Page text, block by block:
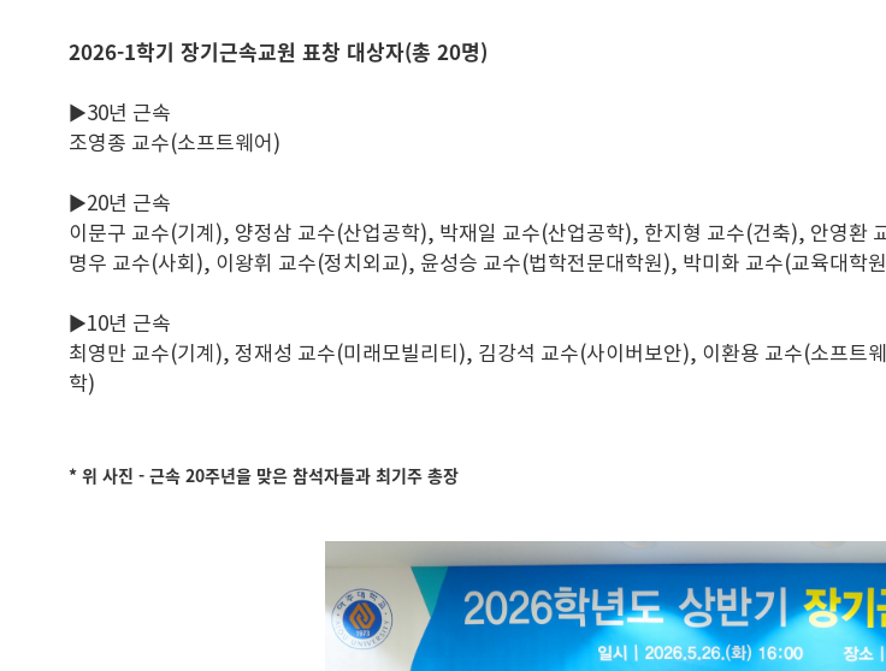
2026-1학기 장기근속교원 표창 대상자(총 20명)
▶30년 근속
조영종 교수(소프트웨어)
▶20년 근속
이문구 교수(기계), 양정삼 교수(산업공학), 박재일 교수(산업공학), 한지형 교수(건축), 안영
명우 교수(사회), 이왕휘 교수(정치외교), 윤성승 교수(법학전문대학원), 박미화 교수(교육대학
▶10년 근속
최영만 교수(기계), 정재성 교수(미래모빌리티), 김강석 교수(사이버보안), 이환용 교수(소프
학)
* 위 사진 - 근속 20주년을 맞은 참석자들과 최기주 총장